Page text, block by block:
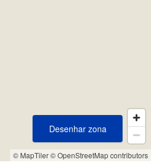
© MapTiler© OpenStreetMap contributors
Desenhar zona
Desenhar zona